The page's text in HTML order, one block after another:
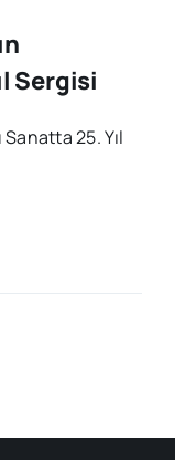
Sergisi
25. Yıl